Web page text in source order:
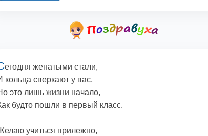
егодня женатыми стали,
кольца сверкают у вас,
это лишь жизни начало,
будто пошли в первый класс.
учиться прилежно,